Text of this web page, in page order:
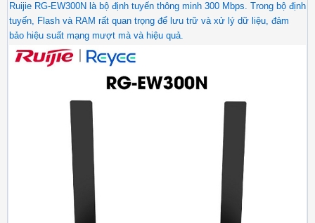
Ruijie RG-EW300N là bộ định tuyến thông minh 300 Mbps. Trong bộ định
tuyến, Flash và RAM rất quan trọng để lưu trữ và xử lý dữ liệu, đảm
bảo hiệu suất mạng mượt mà và hiệu quả.